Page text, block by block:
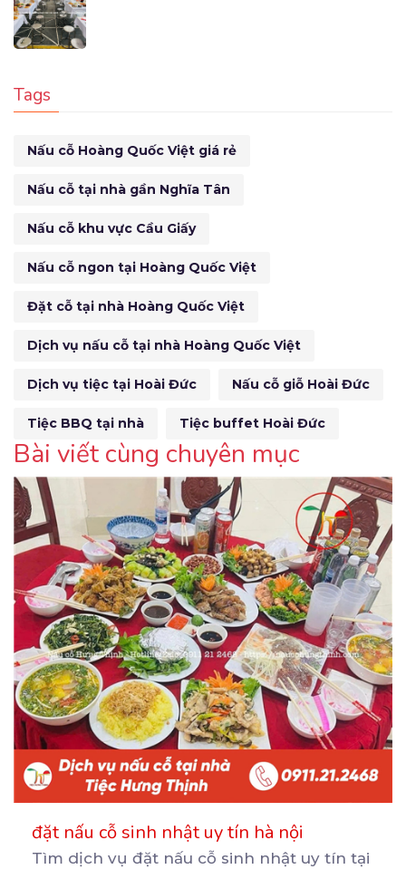
Tags
Nấu cỗ Hoàng Quốc Việt giá rẻ
Nấu cỗ tại nhà gần Nghĩa Tân
Nấu cỗ khu vực Cầu Giấy
Nấu cỗ ngon tại Hoàng Quốc Việt
Đặt cỗ tại nhà Hoàng Quốc Việt
Dịch vụ nấu cỗ tại nhà Hoàng Quốc Việt
Dịch vụ tiệc tại Hoài Đức Nấu cỗ giỗ Hoài Đức
Tiệc BBQ tại nhà Tiệc buffet Hoài Đức
Bài viết cùng chuyên mục
đặt nấu cỗ sinh nhật uy tín hà nội
Tìm dịch vụ đặt nấu cỗ sinh nhật uy tín tại